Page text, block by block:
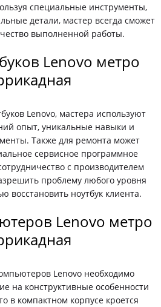
специальные инструменты,
детали, мастер всегда сможет
выполненной работы.
Lenovo метро
Lenovo, мастера используют
опыт, уникальные навыки и
Также для ремонта может
сервисное программное
с производителем
проблему любого уровня
восстановить ноутбук клиента.
Lenovo метро
Lenovo необходимо
на конструктивные особенности
в компактном корпусе кроется